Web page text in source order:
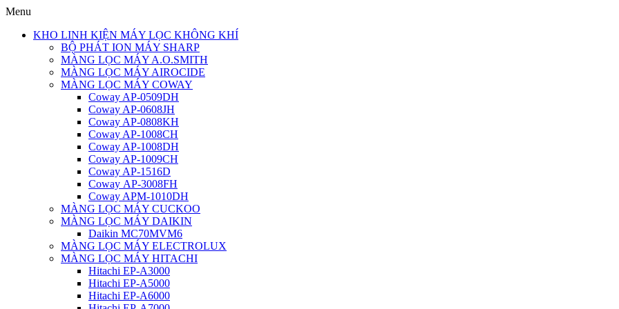
Menu
KHO LINH KIỆN MÁY LỌC KHÔNG KHÍ
BỘ PHÁT ION MÁY SHARP
MÀNG LỌC MÁY A.O.SMITH
MÀNG LỌC MÁY AIROCIDE
MÀNG LỌC MÁY COWAY
Coway AP-0509DH
Coway AP-0608JH
Coway AP-0808KH
Coway AP-1008CH
Coway AP-1008DH
Coway AP-1009CH
Coway AP-1516D
Coway AP-3008FH
Coway APM-1010DH
MÀNG LỌC MÁY CUCKOO
MÀNG LỌC MÁY DAIKIN
Daikin MC70MVM6
MÀNG LỌC MÁY ELECTROLUX
MÀNG LỌC MÁY HITACHI
Hitachi EP-A3000
Hitachi EP-A5000
Hitachi EP-A6000